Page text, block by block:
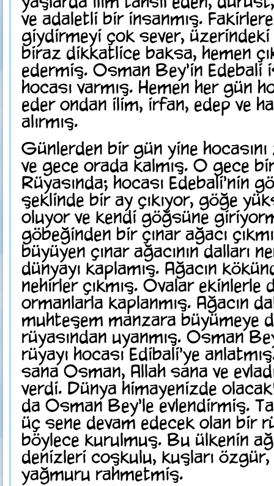
ve adaletli bir insanmış.
giydirmeyi çok sever,
biraz dikkatlice baksa, hemen
edermiş. Osman Bey'in Edebali
hocası varmış. Hemen her gün
eder ondan ilim, irfan, edep ve
alırmış.
Günlerden bir gün yine
ve gece orada kalmış. O gece
Rüyasında; hocası Edebali'nin
şeklinde bir ay çıkıyor, göğe
oluyor ve kendi göğsüne
göbeğinden bir çınar ağacı
büyüyen çınar ağacının dalları
dünyayı kaplamış. Ağacın
nehirler çıkmış. Ovalar ekinlerle
ormanlarla kaplanmış. Ağacın
muhteşem manzara büyümeye
rüyasından uyanmış. Osman
rüyayı hocası Edibali'ye
sana Osman, Allah sana ve
verdi. Dünya himayenizde
da Osman Bey'le evlendirmiş.
üç sene devam edecek olan bir
böylece kurulmuş. Bu ülkenin
denizleri coşkulu, kuşları
yağmuru rahmetmiş.